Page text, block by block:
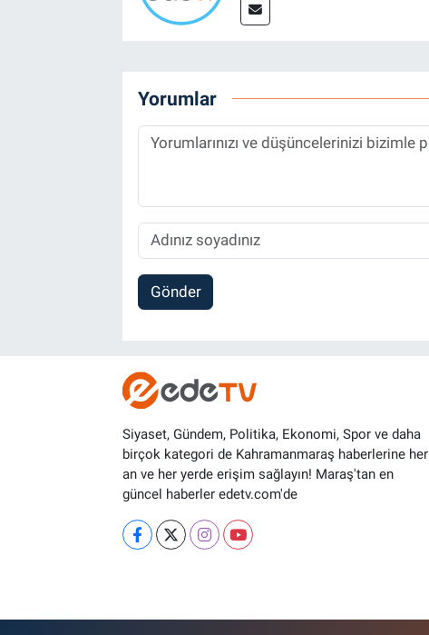
Yorumlar
Gönder
Siyaset, Gündem, Politika, Ekonomi, Spor ve daha
birçok kategori de Kahramanmaraş haberlerine her
an ve her yerde erişim sağlayın! Maraş'tan en
güncel haberler edetv.com'de